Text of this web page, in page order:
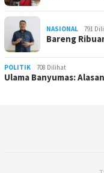
NASIONAL 791
Bareng
POLITIK 708 Dilihat
Ulama Banyumas: